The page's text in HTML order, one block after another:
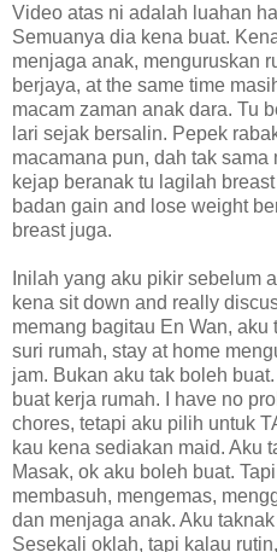
Video atas ni adalah luahan
Semuanya dia kena buat.
menjaga anak, menguruskan
berjaya, at the same time
macam zaman anak dara. Tu
lari sejak bersalin. Pepek
macamana pun, dah tak
kejap beranak tu lagilah
badan gain and lose weight
breast juga.
Inilah yang aku pikir sebelum
kena sit down and really
memang bagitau En Wan,
suri rumah, stay at home
jam. Bukan aku tak boleh
buat kerja rumah. I have no
chores, tetapi aku pilih untuk
kau kena sediakan maid. Aku
Masak, ok aku boleh buat.
membasuh, mengemas,
dan menjaga anak. Aku
Sesekali oklah, tapi kalau